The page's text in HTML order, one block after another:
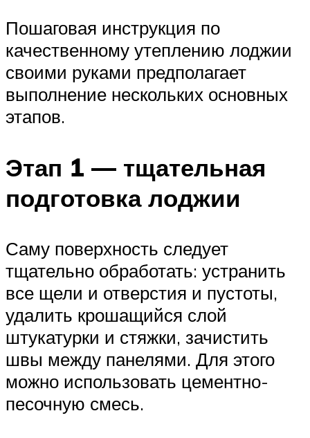
Пошаговая инструкция по
качественному утеплению лоджии
своими руками предполагает
выполнение нескольких основных
этапов.
Этап 1 — тщательная
подготовка лоджии
Саму поверхность следует
тщательно обработать: устранить
все щели и отверстия и пустоты,
удалить крошащийся слой
штукатурки и стяжки, зачистить
швы между панелями. Для этого
можно использовать цементно-
песочную смесь.